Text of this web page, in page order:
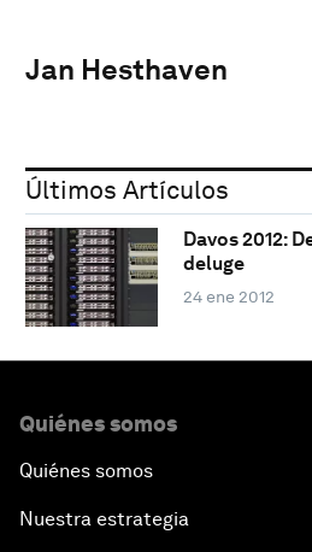
Jan Hesthaven
Últimos Artículos
Davos 2012:
deluge
24 ene 2012
Quiénes somos
Quiénes somos
Nuestra estrategia